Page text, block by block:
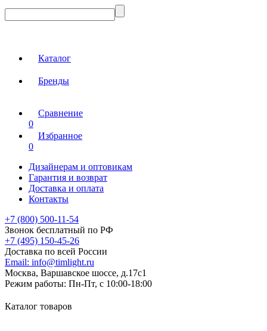
Каталог
Бренды
Сравнение
0
Избранное
0
Дизайнерам и оптовикам
Гарантия и возврат
Доставка и оплата
Контакты
+7 (800) 500-11-54
Звонок бесплатный по РФ
+7 (495) 150-45-26
Доставка по всей России
Email: info@timlight.ru
Москва, Варшавское шоссе, д.17c1
Режим работы: Пн-Пт, с 10:00-18:00
Каталог товаров